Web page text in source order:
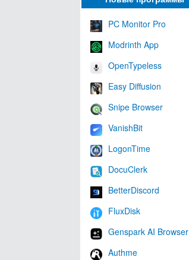
PC Monitor Pro
Modrinth App
OpenTypeless
Easy Diffusion
Snipe Browser
VanishBit
LogonTime
DocuClerk
BetterDiscord
FluxDisk
Genspark AI Browser
Authme